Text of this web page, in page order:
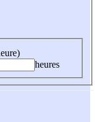
heures